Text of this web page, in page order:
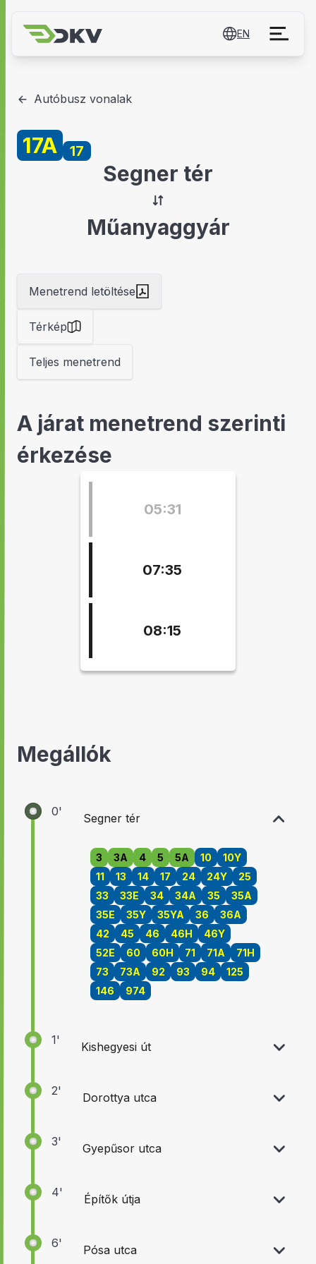
EN
Autóbusz vonalak
17A 17
Segner tér
Műanyaggyár
Menetrend letöltése
Térkép
Teljes menetrend
A járat menetrend szerinti
érkezése
05:31
07:35
08:15
Megállók
0' Segner tér
3 3A 4 5 5A 10
10Y
11
13 14 17 24 24Y
25
33
33E 34 34A 35
35A
35E
35Y 35YA 36
36A
42
45 46 46H
46Y
52E
60 60H 71 71A
71H
73
73A 92 93 94
125
146
974
1' Kishegyesi út
2' Dorottya utca
3' Gyepűsor utca
4' Építők útja
6' Pósa utca